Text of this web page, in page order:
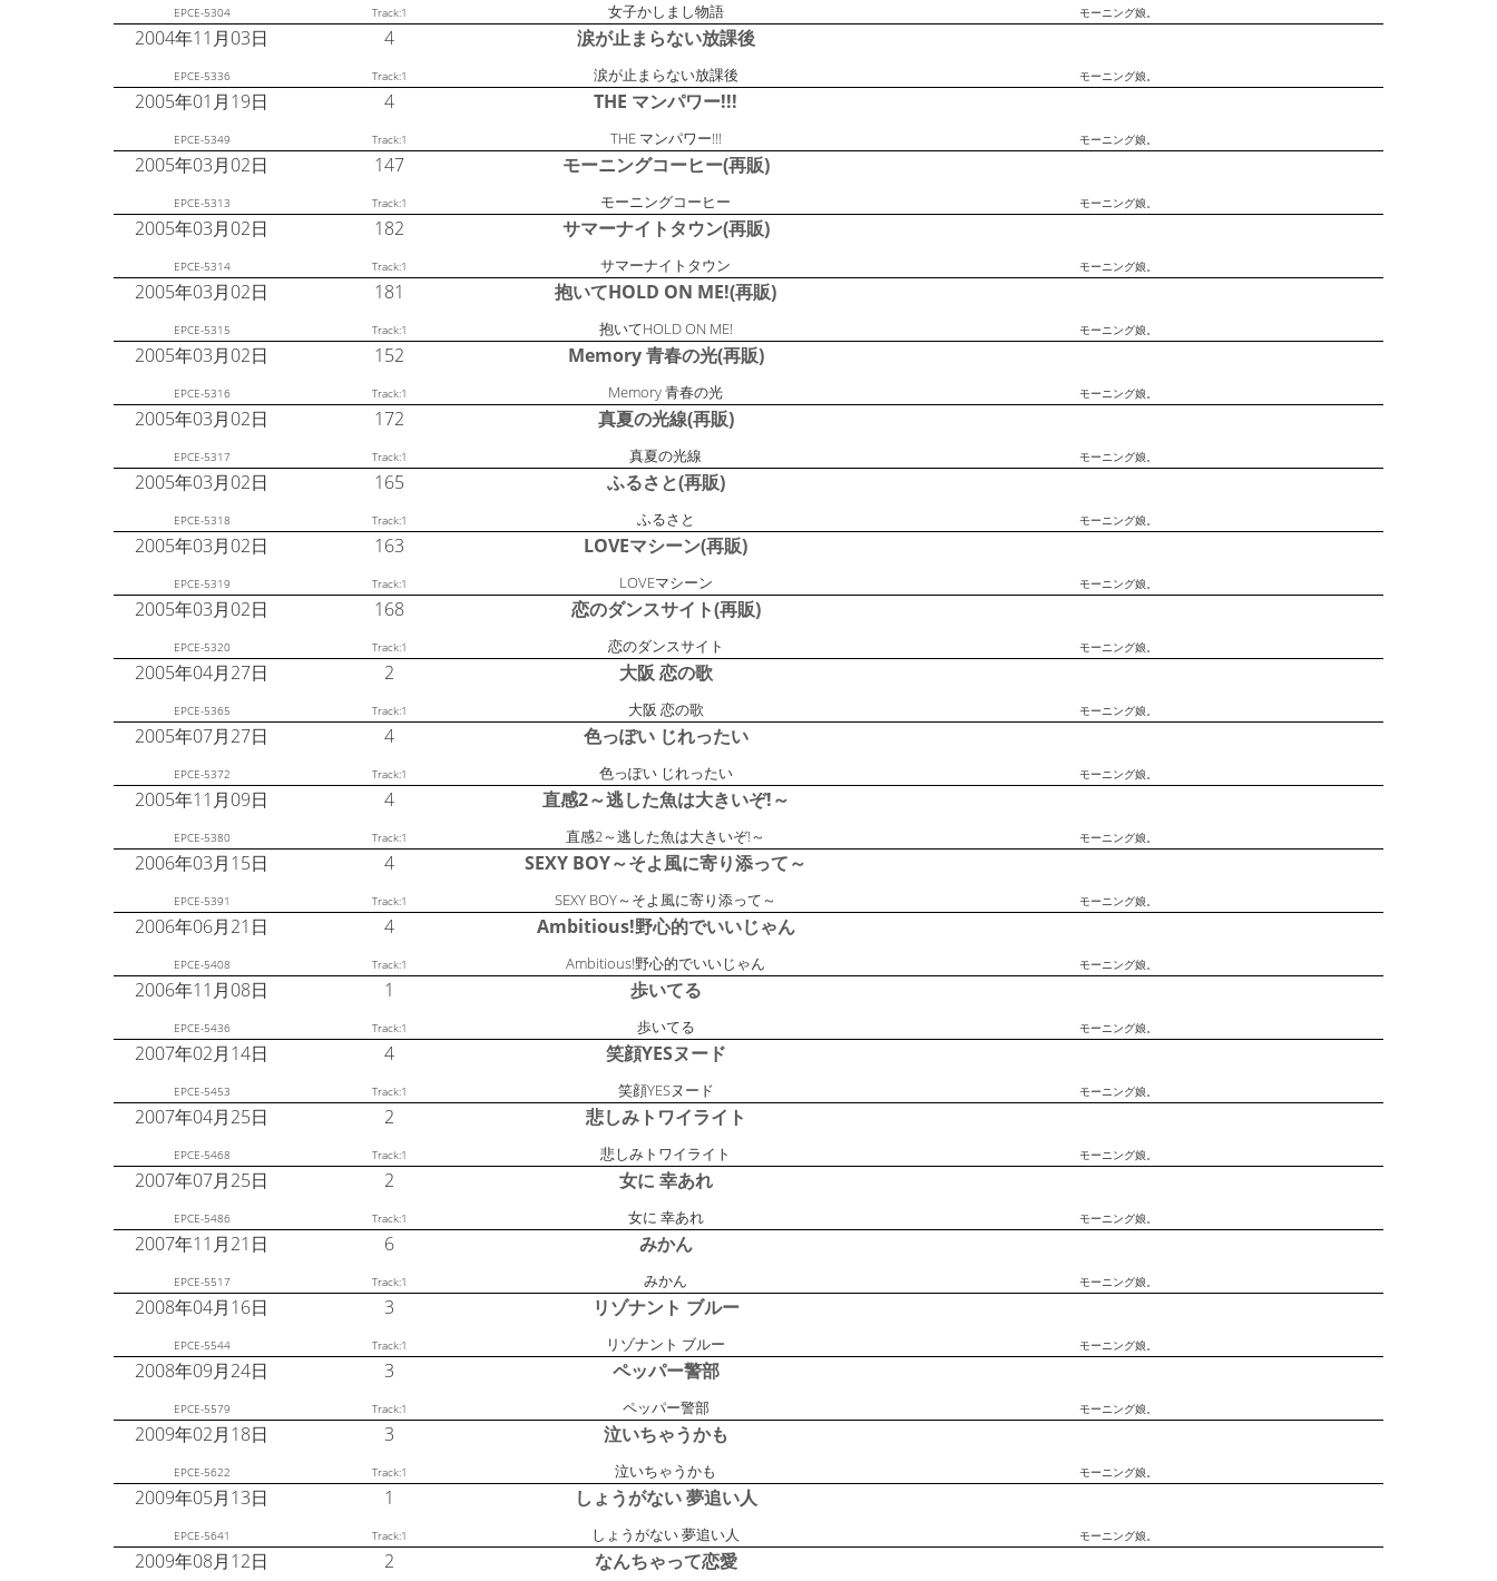
EPCE-5304 Track:1 女子かしまし物語 モーニング娘。
2004年11月03日 4 涙が止まらない放課後
EPCE-5336 Track:1 涙が止まらない放課後 モーニング娘。
2005年01月19日 4 THE マンパワー!!!
EPCE-5349 Track:1 THE マンパワー!!! モーニング娘。
2005年03月02日 147 モーニングコーヒー(再販)
EPCE-5313 Track:1 モーニングコーヒー モーニング娘。
2005年03月02日 182 サマーナイトタウン(再販)
EPCE-5314 Track:1 サマーナイトタウン モーニング娘。
2005年03月02日 181 抱いてHOLD ON ME!(再販)
EPCE-5315 Track:1 抱いてHOLD ON ME! モーニング娘。
2005年03月02日 152 Memory 青春の光(再販)
EPCE-5316 Track:1 Memory 青春の光 モーニング娘。
2005年03月02日 172 真夏の光線(再販)
EPCE-5317 Track:1 真夏の光線 モーニング娘。
2005年03月02日 165 ふるさと(再販)
EPCE-5318 Track:1 ふるさと モーニング娘。
2005年03月02日 163 LOVEマシーン(再販)
EPCE-5319 Track:1 LOVEマシーン モーニング娘。
2005年03月02日 168 恋のダンスサイト(再販)
EPCE-5320 Track:1 恋のダンスサイト モーニング娘。
2005年04月27日 2 大阪 恋の歌
EPCE-5365 Track:1 大阪 恋の歌 モーニング娘。
2005年07月27日 4 色っぽい じれったい
EPCE-5372 Track:1 色っぽい じれったい モーニング娘。
2005年11月09日 4 直感2～逃した魚は大きいぞ!～
EPCE-5380 Track:1 直感2～逃した魚は大きいぞ!～ モーニング娘。
2006年03月15日 4 SEXY BOY～そよ風に寄り添って～
EPCE-5391 Track:1 SEXY BOY～そよ風に寄り添って～ モーニング娘。
2006年06月21日 4 Ambitious!野心的でいいじゃん
EPCE-5408 Track:1 Ambitious!野心的でいいじゃん モーニング娘。
2006年11月08日 1 歩いてる
EPCE-5436 Track:1 歩いてる モーニング娘。
2007年02月14日 4 笑顔YESヌード
EPCE-5453 Track:1 笑顔YESヌード モーニング娘。
2007年04月25日 2 悲しみトワイライト
EPCE-5468 Track:1 悲しみトワイライト モーニング娘。
2007年07月25日 2 女に 幸あれ
EPCE-5486 Track:1 女に 幸あれ モーニング娘。
2007年11月21日 6 みかん
EPCE-5517 Track:1 みかん モーニング娘。
2008年04月16日 3 リゾナント ブルー
EPCE-5544 Track:1 リゾナント ブルー モーニング娘。
2008年09月24日 3 ペッパー警部
EPCE-5579 Track:1 ペッパー警部 モーニング娘。
2009年02月18日 3 泣いちゃうかも
EPCE-5622 Track:1 泣いちゃうかも モーニング娘。
2009年05月13日 1 しょうがない 夢追い人
EPCE-5641 Track:1 しょうがない 夢追い人 モーニング娘。
2009年08月12日 2 なんちゃって恋愛